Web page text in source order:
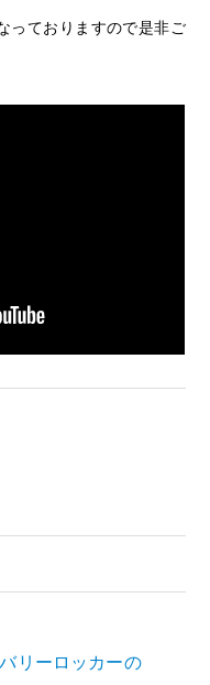
っておりますので是非ご
リーロッカーの